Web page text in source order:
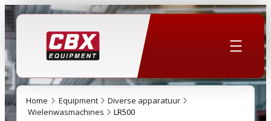
Home Equipment
Diverse apparatuur
Wielenwasmachines
LR500